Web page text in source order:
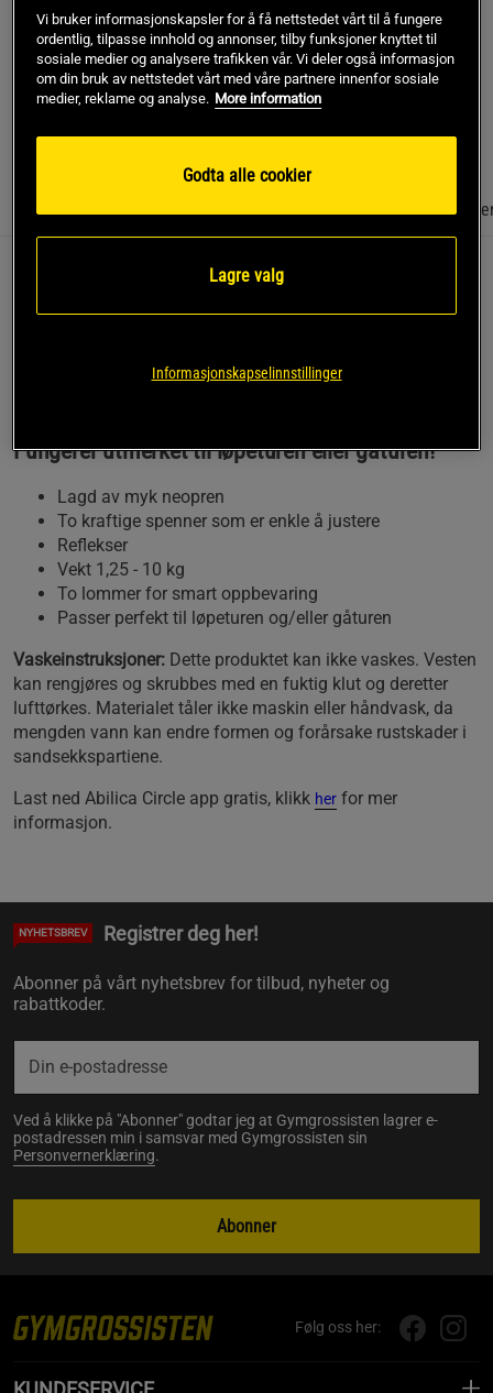
En justerbar vektvest fra Abilica på 1,25-10 kg. Abilica
PowerPack Flexi Vektvest er lag av myk neopren og er med
sine to kraftige spenner lett å justere.
Informasjon Næringsinformasjon &
En justerbar vektvest fra Abilica på 1,25-10
kg. Abilica PowerPack Flexi Vektvest er lagd av
kraftige spenner lett å justere. To smarte lommer
Fungerer utmerket til løpeturen eller gåturen!
Lagd av myk neopren
To kraftige spenner som er enkle å justere
Reflekser
Vekt 1,25 - 10 kg
To lommer for smart oppbevaring
Passer perfekt til løpeturen og/eller gåturen
Vaskeinstruksjoner: Dette produktet kan ikke vaskes. Vesten
kan rengjøres og skrubbes med en fuktig klut og deretter
lufttørkes. Materialet tåler ikke maskin eller håndvask, da
mengden vann kan endre formen og forårsake rustskader i
sandsekkspartiene.
Last ned Abilica Circle app gratis, klikk her for mer
informasjon.
NYHETSBREV Registrer deg her!
Abonner på vårt nyhetsbrev for tilbud, nyheter og
rabattkoder.
Ved å klikke på "Abonner" godtar jeg at Gymgrossisten lagrer e-
postadressen min i samsvar med Gymgrossisten sin
Personvernerklæring.
Abonner
Følg oss her:
Vi bruker informasjonskapsler for å få nettstedet vårt til å fungere
ordentlig, tilpasse innhold og annonser, tilby funksjoner knyttet til
sosiale medier og analysere trafikken vår. Vi deler også informasjon
om din bruk av nettstedet vårt med våre partnere innenfor sosiale
medier, reklame og analyse. More information
Godta alle cookier
Lagre valg
Informasjonskapselinnstillinger